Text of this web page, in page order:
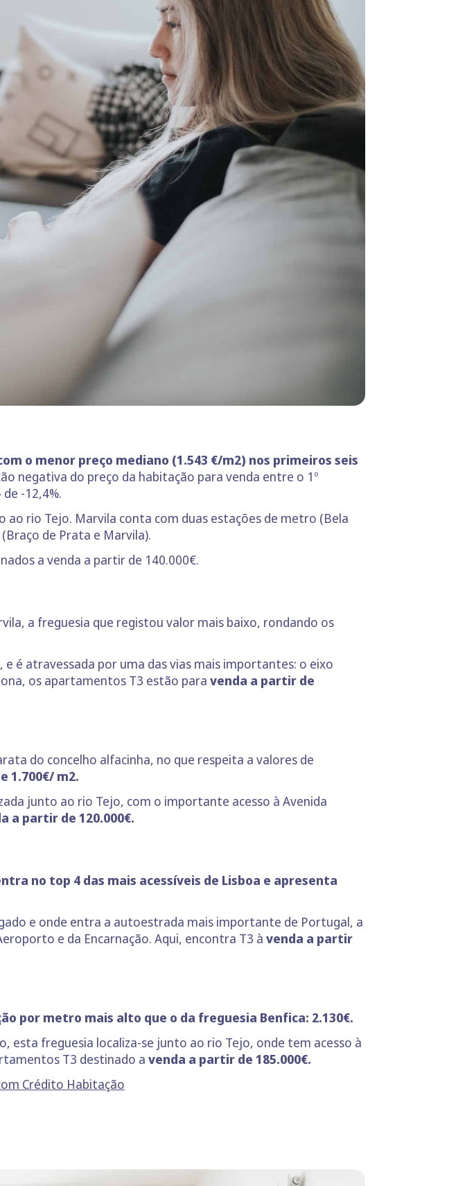
o menor preço mediano (1.543 €/m2) nos primeiros seis
negativa do preço da habitação para venda entre o 1º
-12,4%.
rio Tejo. Marvila conta com duas estações de metro (Bela
de Prata e Marvila).
a venda a partir de 140.000€.
a freguesia que registou valor mais baixo, rondando os
é atravessada por uma das vias mais importantes: o eixo
os apartamentos T3 estão para venda a partir de
do concelho alfacinha, no que respeita a valores de
1.700€/ m2.
junto ao rio Tejo, com o importante acesso à Avenida
a partir de 120.000€.
no top 4 das mais acessíveis de Lisboa e apresenta
e onde entra a autoestrada mais importante de Portugal, a
e da Encarnação. Aqui, encontra T3 à venda a partir
por metro mais alto que o da freguesia Benfica: 2.130€.
esta freguesia localiza-se junto ao rio Tejo, onde tem acesso à
T3 destinado a venda a partir de 185.000€.
Crédito Habitação